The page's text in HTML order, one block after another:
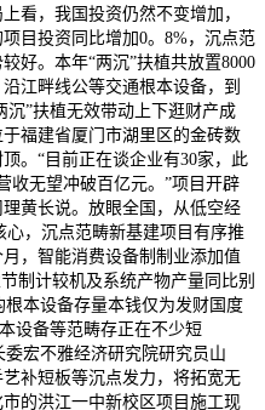
看，我国投资仍然不变增加，
目投资同比增加0。8%，沉点范
好。本年“两沉”扶植共放置8000
江畔线公等交通根本设备，到
沉”扶植无效带动上下逛财产成
福建省厦门市湖里区的金砖数
。“目前正在谈企业有30家，此
收无望冲破百亿元。”项目开辟
黄长说。放眼全国，从低空经
，沉点范畴新基建项目有序推
，智能消费设备制制业添加值
制计较机及系统产物产量同比别
根本设备存量本钱仅为发财国度
设备等范畴存正在不少短
委宏不雅经济研究院研究员山
补短板等沉点发力，将拓宽无
的洪江一中新校区项目施工现